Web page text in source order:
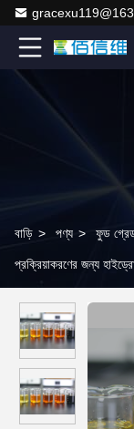
বাড়ি > পণ্য > ফুড
প্রক্রিয়াকরণের জন্য